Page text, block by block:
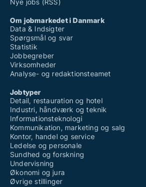
Nye jobs (RSS)
Om jobmarkedet i Danmark
Data & Indsigter
Spørgsmål og svar
Statistik
Jobbegreber
Virksomheder
Analyse- og redaktionsteamet
Jobtyper
Detail, restauration og hotel
Industri, håndværk og teknik
Informationsteknologi
Kommunikation, marketing og salg
Kontor, handel og service
Ledelse og personale
Sundhed og forskning
Undervisning
Økonomi og jura
Øvrige stillinger